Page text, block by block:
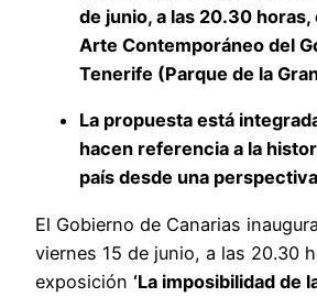
de junio, a las 20.30 horas,
Arte Contemporáneo del
Tenerife (Parque de la
La propuesta está
hacen referencia a la
país desde una
El Gobierno de Canarias
viernes 15 de junio, a las 20.30
exposición ‘La imposibilidad de